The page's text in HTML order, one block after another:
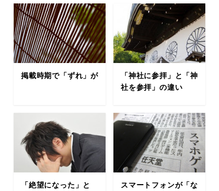
掲載時期で「ずれ」が
「神社に参拝」と「神
社を参拝」の違い
「絶望になった」と
スマートフォンが「な